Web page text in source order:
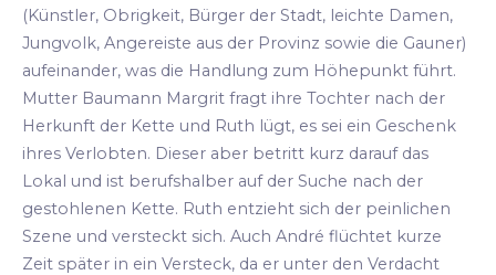
(Künstler, Obrigkeit, Bürger der Stadt, leichte Damen,
Jungvolk, Angereiste aus der Provinz sowie die Gauner)
aufeinander, was die Handlung zum Höhepunkt führt.
Mutter Baumann Margrit fragt ihre Tochter nach der
Herkunft der Kette und Ruth lügt, es sei ein Geschenk
ihres Verlobten. Dieser aber betritt kurz darauf das
Lokal und ist berufshalber auf der Suche nach der
gestohlenen Kette. Ruth entzieht sich der peinlichen
Szene und versteckt sich. Auch André flüchtet kurze
Zeit später in ein Versteck, da er unter den Verdacht